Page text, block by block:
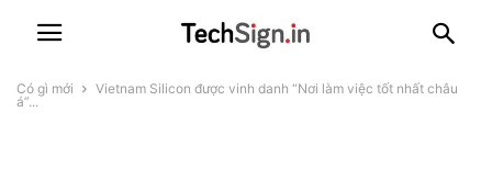
Có gì mới
Vietnam Silicon được vinh danh “Nơi làm việc tốt nhất châu
á”...